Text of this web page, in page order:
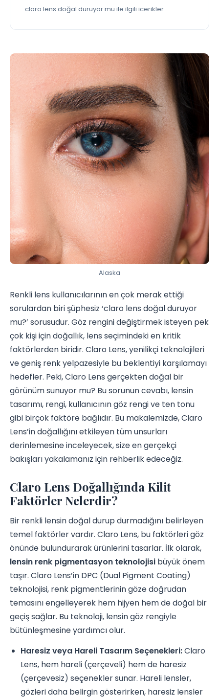
claro lens doğal duruyor mu ile ilgili icerikler
Alaska
Renkli lens kullanıcılarının en çok merak ettiği
sorulardan biri şüphesiz ‘claro lens doğal duruyor
mu?’ sorusudur. Göz rengini değiştirmek isteyen pek
çok kişi için doğallık, lens seçimindeki en kritik
faktörlerden biridir. Claro Lens, yenilikçi teknolojileri
ve geniş renk yelpazesiyle bu beklentiyi karşılamayı
hedefler. Peki, Claro Lens gerçekten doğal bir
görünüm sunuyor mu? Bu sorunun cevabı, lensin
tasarımı, rengi, kullanıcının göz rengi ve ten tonu
gibi birçok faktöre bağlıdır. Bu makalemizde, Claro
Lens’in doğallığını etkileyen tüm unsurları
derinlemesine inceleyecek, size en gerçekçi
bakışları yakalamanız için rehberlik edeceğiz.
Claro Lens Doğallığında Kilit
Faktörler Nelerdir?
Bir renkli lensin doğal durup durmadığını belirleyen
temel faktörler vardır. Claro Lens, bu faktörleri göz
önünde bulundurarak ürünlerini tasarlar. İlk olarak,
lensin renk pigmentasyon teknolojisi büyük önem
taşır. Claro Lens’in DPC (Dual Pigment Coating)
teknolojisi, renk pigmentlerinin göze doğrudan
temasını engelleyerek hem hijyen hem de doğal bir
geçiş sağlar. Bu teknoloji, lensin göz rengiyle
bütünleşmesine yardımcı olur.
Haresiz veya Hareli Tasarım Seçenekleri:Claro
Lens, hem hareli (çerçeveli) hem de haresiz
(çerçevesiz) seçenekler sunar. Hareli lensler,
gözleri daha belirgin gösterirken, haresiz lensler